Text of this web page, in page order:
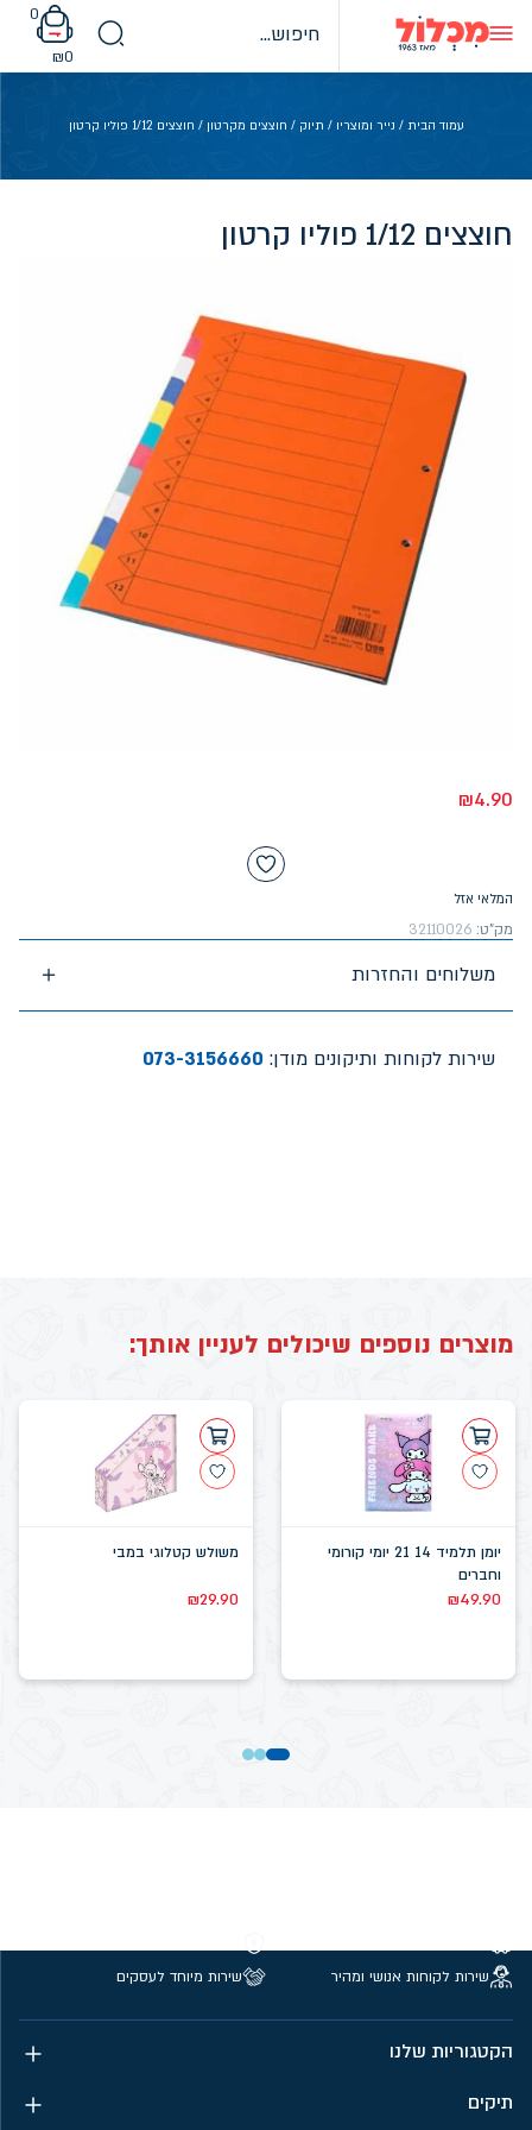
content
0
₪0
עמוד הבית / נייר ומוצריו / תיוק / חוצצים מקרטון / חוצצים 1/12 פוליו קרטון
חוצצים 1/12 פוליו קרטון
₪4.90
המלאי אזל
מק"ט: 32110026
משלוחים והחזרות
שירות לקוחות ותיקונים מודן: 073-3156660
מוצרים נוספים שיכולים לעניין אותך:
יומן תלמיד 14 21 יומי קורומי
וחברים
₪49.90
משולש קטלוגי במבי
₪29.90
שירות לקוחות אנושי ומהיר
שירות מיוחד לעסקים
הקטגוריות שלנו
תיקים